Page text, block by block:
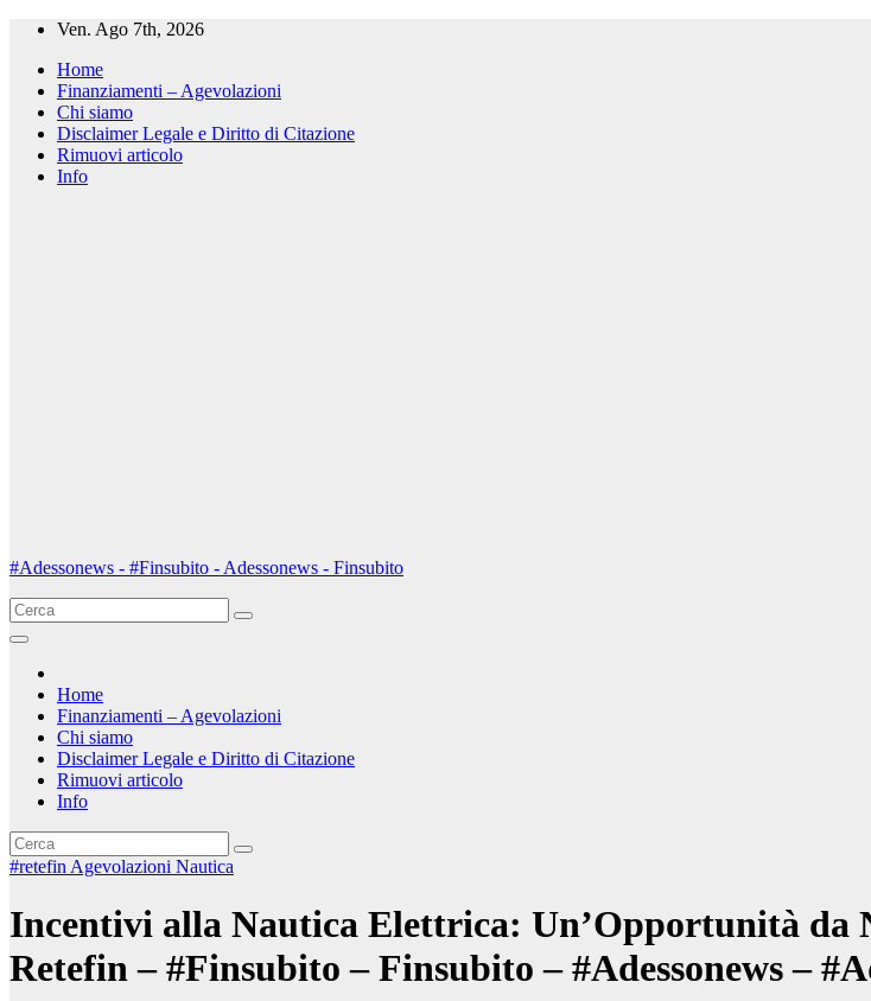
Salta
contenuto
Ven. Ago 7th, 2026
Home
Finanziamenti – Agevolazioni
Chi siamo
Disclaimer Legale e Diritto di Citazione
Rimuovi articolo
Info
#Adessonews - #Finsubito - Adessonews - Finsubito
Home
Finanziamenti – Agevolazioni
Chi siamo
Disclaimer Legale e Diritto di Citazione
Rimuovi articolo
Info
#retefin Agevolazioni Nautica
Incentivi alla Nautica Elettrica: Un’Opportunità da
Retefin – #Finsubito – Finsubito – #Adessonews –